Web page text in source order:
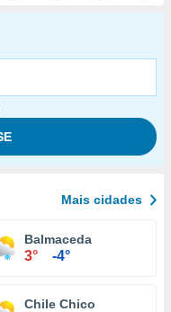
Mais cidades
Balmaceda
3° -4°
Chile Chico